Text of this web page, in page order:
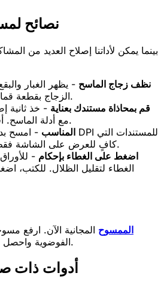
نصائح
بينما يمكن لأداتنا إصلاح العديد من
نظف زجاج الماسح - يظهر الغبار
الزجاج بقطعة قماش ناعمة قبل المسح.
قم بمحاذاة مستندك بعناية - خذ ثانية
مع أدلة الماسح. أقل ميلاً = نتائج أفضل.
استخدم DPI المناسب
ستطبعها، 150 DPI كافٍ للعرض على الشاشة فقط.
اضغط على الغطاء بإحكام -
الغطاء لتقليل الظلال. للكتب،
تنظيف PDF الممسوح المجانية الآن. ارفع
الفوضوية واحصل على نتائج احترافية في ثوانٍ.
أدوات ذات